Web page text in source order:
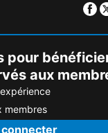
pour
aux
membres
connecter